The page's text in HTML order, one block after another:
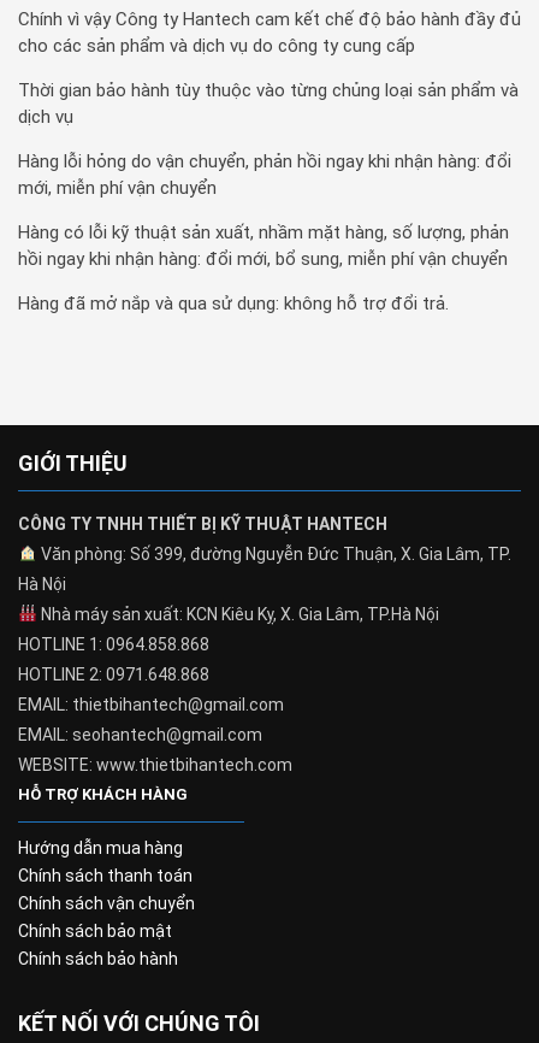
Chính vì vậy Công ty Hantech cam kết chế độ bảo hành đầy đủ
cho các sản phẩm và dịch vụ do công ty cung cấp
Thời gian bảo hành tùy thuộc vào từng chủng loại sản phẩm và
dịch vụ
Hàng lỗi hỏng do vận chuyển, phản hồi ngay khi nhận hàng: đổi
mới, miễn phí vận chuyển
Hàng có lỗi kỹ thuật sản xuất, nhầm mặt hàng, số lượng, phản
hồi ngay khi nhận hàng: đổi mới, bổ sung, miễn phí vận chuyển
Hàng đã mở nắp và qua sử dụng: không hỗ trợ đổi trả.
GIỚI THIỆU
CÔNG TY TNHH THIẾT BỊ KỸ THUẬT HANTECH
Văn phòng: Số 399, đường Nguyễn Đức Thuận, X. Gia Lâm, TP.
Hà Nội
Nhà máy sản xuất: KCN Kiêu Kỵ, X. Gia Lâm, TP.Hà Nội
HOTLINE 1: 0964.858.868
HOTLINE 2: 0971.648.868
EMAIL: thietbihantech@gmail.com
EMAIL: seohantech@gmail.com
WEBSITE: www.thietbihantech.com
HỖ TRỢ KHÁCH HÀNG
Hướng dẫn mua hàng
Chính sách thanh toán
Chính sách vận chuyển
Chính sách bảo mật
Chính sách bảo hành
KẾT NỐI VỚI CHÚNG TÔI